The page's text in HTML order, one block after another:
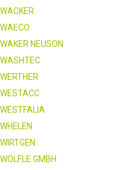
WACKER
WAECO
WAKER NEUSON
WASHTEC
WERTHER
WESTACC
WESTFALIA
WHELEN
WIRTGEN
WOLFLE GMBH